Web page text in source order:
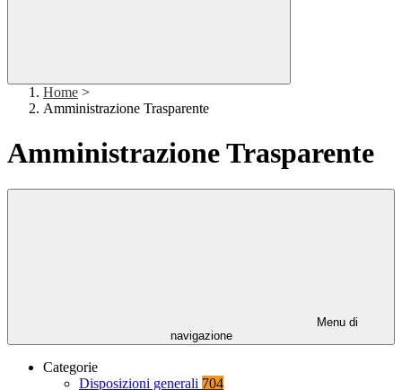
Home >
Amministrazione Trasparente
Amministrazione Trasparente
Menu di
navigazione
Categorie
Disposizioni generali 704